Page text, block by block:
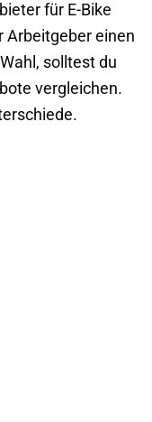
für E-Bike
Arbeitgeber einen
solltest du
vergleichen.